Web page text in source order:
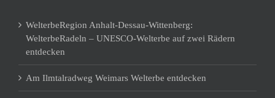
WelterbeRegion Anhalt-Dessau-Wittenberg:
WelterbeRadeln – UNESCO-Welterbe auf zwei Rädern
entdecken
Am Ilmtalradweg Weimars Welterbe entdecken